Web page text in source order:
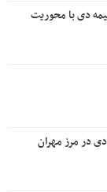
دی با محوریت
در مرز مهران